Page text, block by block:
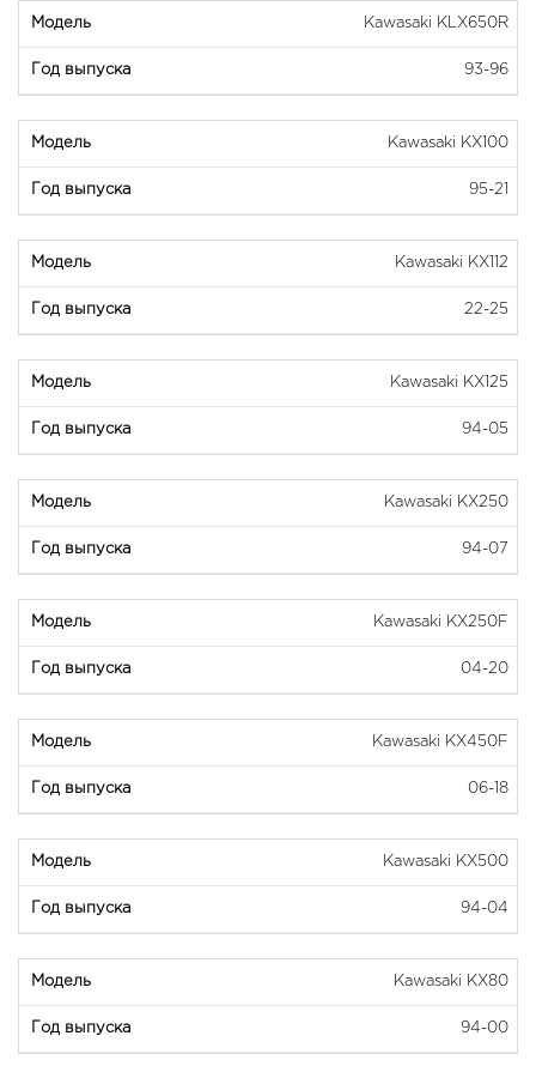
Kawasaki KLX650R
93-96
Kawasaki KX100
95-21
Kawasaki KX112
22-25
Kawasaki KX125
94-05
Kawasaki KX250
94-07
Kawasaki KX250F
04-20
Kawasaki KX450F
06-18
Kawasaki KX500
94-04
Kawasaki KX80
94-00